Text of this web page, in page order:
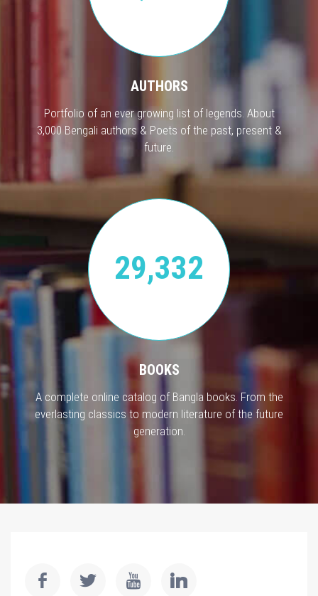
AUTHORS
Portfolio of an ever growing list of legends. About
3,000 Bengali authors & Poets of the past, present &
future.
29,332
BOOKS
A complete online catalog of Bangla books. From the
everlasting classics to modern literature of the future
generation.